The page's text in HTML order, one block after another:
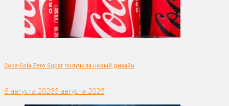
Coca-Cola Zero Sugar получила новый дизайн
6 августа 20266 августа 2026